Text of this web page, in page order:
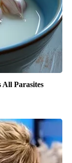
All Parasites